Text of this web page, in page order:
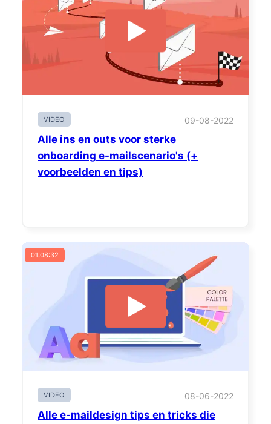
VIDEO 09-08-2022
Alle ins en outs voor sterke
onboarding e-mailscenario's (+
voorbeelden en tips)
01:08:32
VIDEO 08-06-2022
Alle e-maildesign tips en tricks die